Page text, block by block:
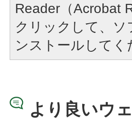
Reader（Acrobat
クリックして、
ンストールしてく
より良いウ